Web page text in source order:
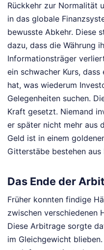
Rückkehr zur Normalität
in das globale
bewusste Abkehr. Diese
dazu, dass die Währung
Informationsträger
ein schwacher Kurs,
hat, was wiederum
Gelegenheiten suchen.
Kraft gesetzt. Niemand
er später nicht mehr aus
Geld ist in einem
Gitterstäbe bestehen
Das Ende der
Früher konnten findige
zwischen verschiedenen
Diese Arbitrage sorgte
im Gleichgewicht